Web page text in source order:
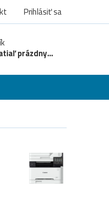
Prihlásiť sa
prázdny...